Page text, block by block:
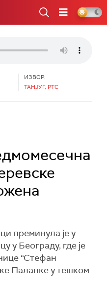
ИЗВОР:
ТАНЈУГ, РТС
преминула је у
у Београду, где је
“Стефан
Паланке у тешком